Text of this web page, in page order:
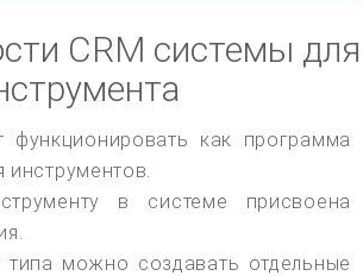
CRM системы для
как программа
инструментов.
в системе присвоена
можно создавать отдельные